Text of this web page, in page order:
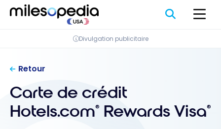
Passer
Divulgation publicitaire
Retour
Carte de crédit
Hotels.com® Rewards Visa®